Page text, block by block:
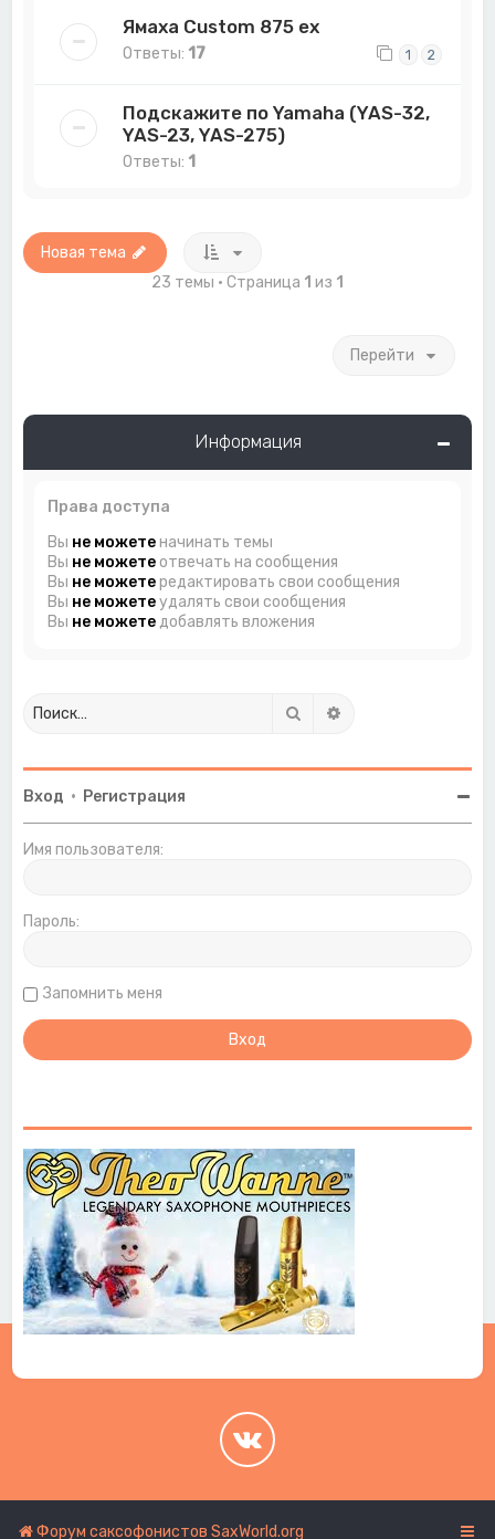
Ямаха Custom 875 ex
Ответы: 17 1 2
Подскажите по Yamaha (YAS-32,
YAS-23, YAS-275)
Ответы: 1
Новая тема
23 темы • Страница 1 из 1
Перейти
Информация
Права доступа
Вы не можетеначинать темы
Вы не можетеотвечать на сообщения
Вы не можетередактировать свои сообщения
Вы не можетеудалять свои сообщения
Вы не можетедобавлять вложения
Поиск
Вход • Регистрация
Имя пользователя:
Пароль:
Запомнить меня
Форум саксофонистов SaxWorld.org